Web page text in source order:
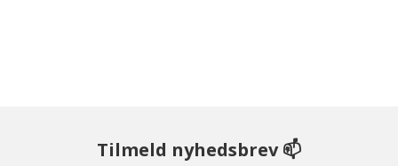
Tilmeld nyhedsbrev 📫